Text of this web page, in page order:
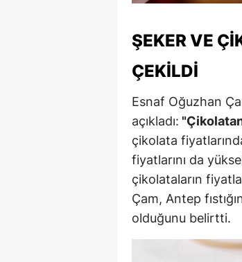
ŞEKER VE
ÇEKILDI
Esnaf Oğuzhan
açıkladı:
çikolata
fiyatlarını da
çikolataların
Çam, Antep
olduğunu belirtti.